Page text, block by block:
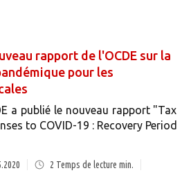
rapport de l'OCDE sur la
pour les
a publié le nouveau rapport "Tax
to COVID-19 : Recovery Period
2 Temps de lecture min.